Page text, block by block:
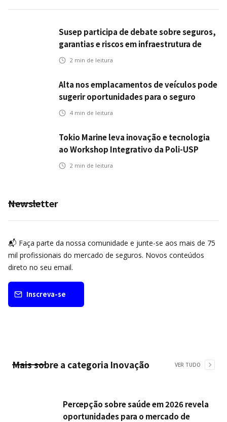
Susep participa de debate sobre seguros,
garantias e riscos em infraestrutura de
transportes
2 min de leitura
Alta nos emplacamentos de veículos pode
sugerir oportunidades para o seguro
automotivo
4 min de leitura
Tokio Marine leva inovação e tecnologia
ao Workshop Integrativo da Poli-USP
2 min de leitura
Newsletter
📬 Faça parte da nossa comunidade e junte-se aos mais de 75
mil profissionais do mercado de seguros. Novos conteúdos
direto no seu email.
Inscreva-se
Mais sobre a categoria Inovação VER TUDO
Percepção sobre saúde em 2026 revela
oportunidades para o mercado de